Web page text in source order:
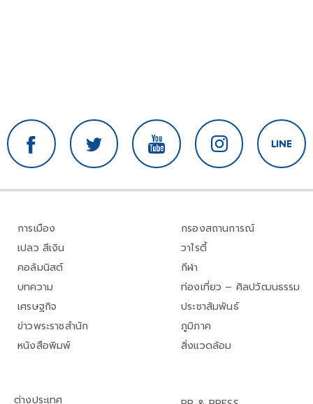
การเมือง
เปลว สีเงิน
คอลัมนิสต์
บทความ
เศรษฐกิจ
ข่าวพระราชสำนัก
หนังสือพิมพ์
กรองสถานการณ์
วาไรตี้
กีฬา
ท่องเที่ยว – ศิลปวัฒนธรรม
ประชาสัมพันธ์
ภูมิภาค
สิ่งแวดล้อม
ต่างประเทศ